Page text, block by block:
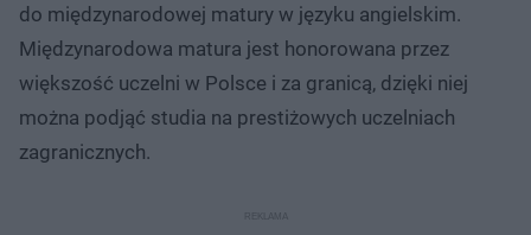
do międzynarodowej matury w języku angielskim.
Międzynarodowa matura jest honorowana przez
większość uczelni w Polsce i za granicą, dzięki niej
można podjąć studia na prestiżowych uczelniach
zagranicznych.